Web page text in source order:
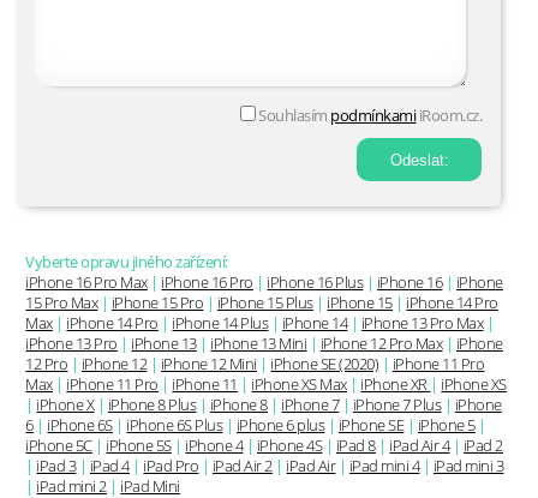
Souhlasím podmínkami iRoom.cz.
Vyberte opravu jiného zařízení:
iPhone 16 Pro Max| iPhone 16 Pro | iPhone 16 Plus| iPhone 16| iPhone
15 Pro Max| iPhone 15 Pro | iPhone 15 Plus| iPhone 15| iPhone 14 Pro
Max| iPhone 14 Pro | iPhone 14 Plus| iPhone 14| iPhone 13 Pro Max|
iPhone 13 Pro | iPhone 13| iPhone 13 Mini | iPhone 12 Pro Max| iPhone
12 Pro | iPhone 12| iPhone 12 Mini | iPhone SE (2020) | iPhone 11 Pro
Max| iPhone 11 Pro | iPhone 11 | iPhone XS Max| iPhone XR | iPhone XS
| iPhone X| iPhone 8 Plus| iPhone 8| iPhone 7| iPhone 7 Plus| iPhone
6| iPhone 6S| iPhone 6S Plus| iPhone 6 plus| iPhone SE| iPhone 5|
iPhone 5C| iPhone 5S| iPhone 4| iPhone 4S| iPad 8| iPad Air 4| iPad 2
| iPad 3| iPad 4| iPad Pro | iPad Air 2| iPad Air| iPad mini 4| iPad mini 3
| iPad mini 2| iPad Mini